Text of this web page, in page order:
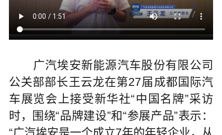
广汽埃安新能源汽车股份有限公司
公关部部长王云龙在第27届成都国际汽
车展览会上接受新华社“中国名牌”采访
时，围绕“品牌建设”和“参展产品”表示：